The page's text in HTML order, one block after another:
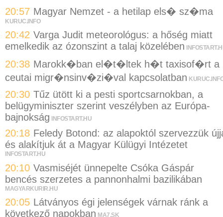
20:57 Magyar Nemzet - a hetilap els� sz�ma
KURUC.INFO
20:42 Varga Judit meteorológus: a hőség miatt
emelkedik az ózonszint a talaj közelében
20:38 Marokk�ban el�t�ltek h�t taxisof�rt a
ceutai migr�nsinv�zi�val kapcsolatban
20:30 Tűz ütött ki a pesti sportcsarnokban, a
belügyminiszter szerint veszélyben az Európa-
bajnokság INFOSTART.HU
20:18 Feledy Botond: az alapoktól szervezzük
és alakítjuk át a Magyar Külügyi Intézetet
INFOSTART.HU
20:10 Vasmiséjét ünnepelte Csóka Gáspár
bencés szerzetes a pannonhalmi bazilikában
MAGYARKURIR.HU
20:05 Látványos égi jelenségek várnak ránk a
következő napokban MA7.SK